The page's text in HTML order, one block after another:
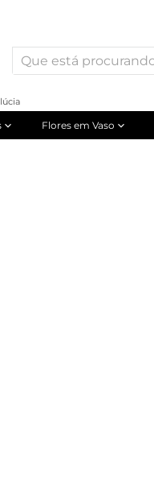
Flores em Vaso